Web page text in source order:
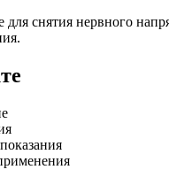
для снятия нервного